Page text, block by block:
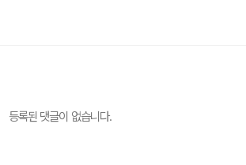
등록된 댓글이 없습니다.